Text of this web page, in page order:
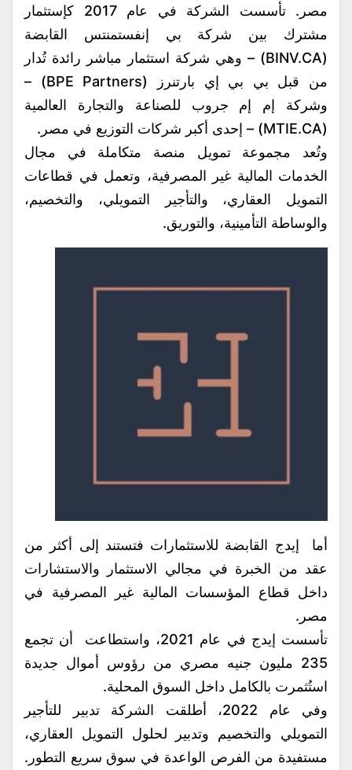
مصر. تأسست الشركة في عام 2017 كإستثمار
مشترك بين شركة بي إنفستمنتس القابضة
(BINV.CA) – وهي شركة استثمار مباشر رائدة تُدار
من قبل بي بي إي بارتنرز (BPE Partners) –
وشركة إم إم جروب للصناعة والتجارة العالمية
(MTIE.CA) – إحدى أكبر شركات التوزيع في مصر.
وتُعد مجموعة تمويل منصة متكاملة في مجال
الخدمات المالية غير المصرفية، وتعمل في قطاعات
التمويل العقاري، والتأجير التمويلي، والتخصيم،
والوساطة التأمينية، والتوريق.
أما إيدج القابضة للاستثمارات فتستند إلى أكثر من
عقد من الخبرة في مجالي الاستثمار والاستشارات
داخل قطاع المؤسسات المالية غير المصرفية في
مصر.
تأسست إيدج في عام 2021، واستطاعت أن تجمع
235 مليون جنيه مصري من رؤوس أموال جديدة
استُثمرت بالكامل داخل السوق المحلية.
وفي عام 2022، أطلقت الشركة تدبير للتأجير
التمويلي والتخصيم وتدبير لحلول التمويل العقاري،
مستفيدة من الفرص الواعدة في سوق سريع التطور.